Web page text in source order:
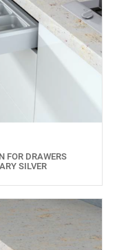
FOR DRAWERS
SILVER